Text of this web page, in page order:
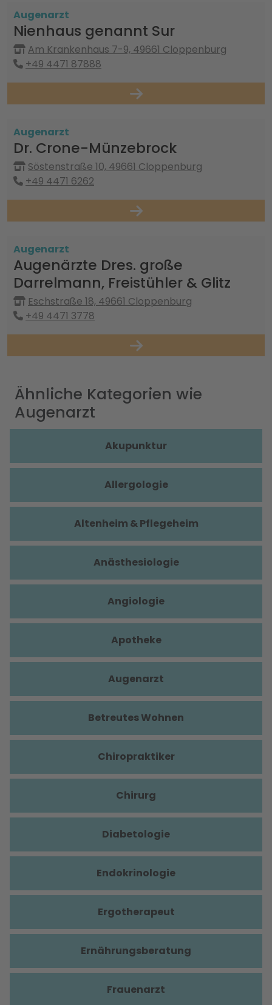
Augenarzt
Nienhaus genannt Sur
Am Krankenhaus 7-9, 49661 Cloppenburg
+49 4471 87888
Augenarzt
Dr. Crone-Münzebrock
Söstenstraße 10, 49661 Cloppenburg
+49 4471 6262
Augenarzt
Augenärzte Dres. große
Darrelmann, Freistühler & Glitz
Eschstraße 18, 49661 Cloppenburg
+49 4471 3778
Ähnliche Kategorien wie
Augenarzt
Akupunktur
Allergologie
Altenheim & Pflegeheim
Anästhesiologie
Angiologie
Apotheke
Augenarzt
Betreutes Wohnen
Chiropraktiker
Chirurg
Diabetologie
Endokrinologie
Ergotherapeut
Ernährungsberatung
Frauenarzt